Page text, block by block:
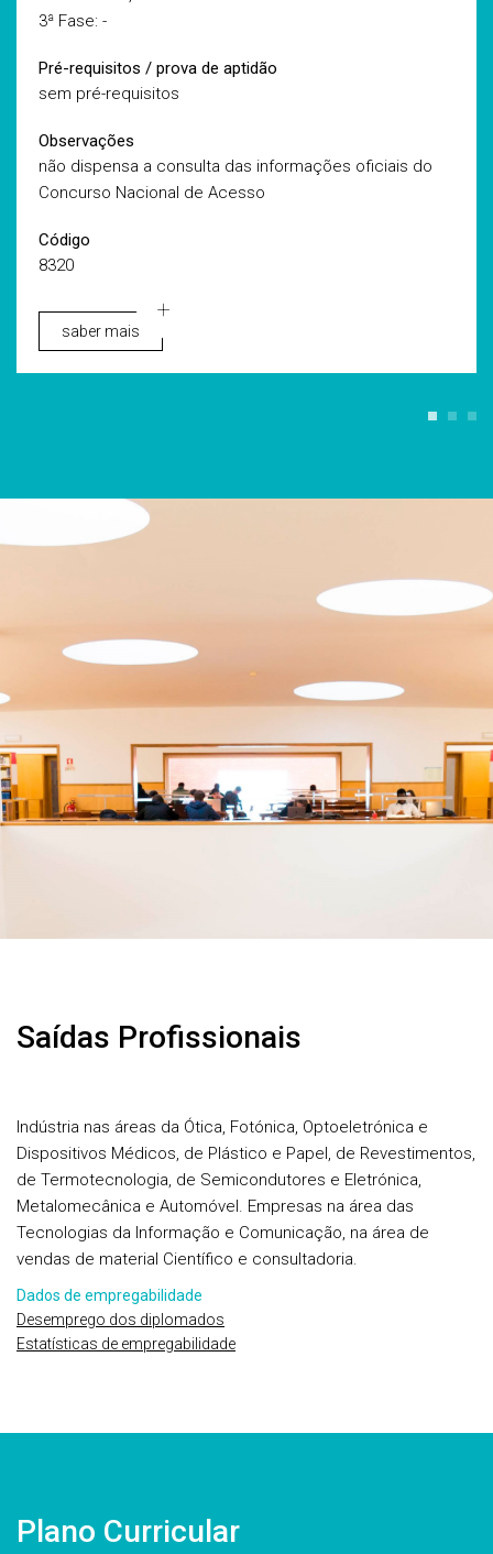
3ª Fase: -
Pré-requisitos / prova de aptidão
sem pré-requisitos
Observações
não dispensa a consulta das informações oficiais do
Concurso Nacional de Acesso
Código
8320
saber mais
Saídas Profissionais
Indústria nas áreas da Ótica, Fotónica, Optoeletrónica e
Dispositivos Médicos, de Plástico e Papel, de Revestimentos,
de Termotecnologia, de Semicondutores e Eletrónica,
Metalomecânica e Automóvel. Empresas na área das
Tecnologias da Informação e Comunicação, na área de
vendas de material Científico e consultadoria.
Dados de empregabilidade
Desemprego dos diplomados
Estatísticas de empregabilidade
Plano Curricular